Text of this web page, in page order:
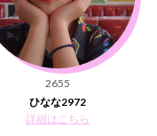
2655
ひなな2972
詳細はこちら